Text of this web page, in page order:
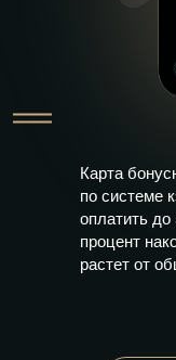
Карта
по системе
оплатить
процент
растет от